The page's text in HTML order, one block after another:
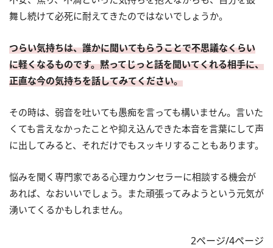
舞し続けて必死に耐えてきたのではないでしょうか。
つらい気持ちは、誰かに聞いてもらうことで不思議なくらい
に軽くなるものです。黙ってじっと話を聞いてくれる相手に、
正直な今の気持ちを話してみてください。
その時は、弱音を吐いても愚痴を言っても構いません。言いた
くても言えなかったことや抑え込んできた本音を言葉にして声
に出してみると、それだけでもスッキリすることもあります。
悩みを聞く専門家である心理カウンセラーに相談する機会が
あれば、なおいいでしょう。また頑張ってみようという元気が
湧いてくるかもしれません。
2ページ/4ページ